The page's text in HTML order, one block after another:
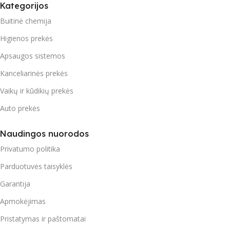
Kategorijos
Buitinė chemija
Higienos prekės
Apsaugos sistemos
Kanceliarinės prekės
Vaikų ir kūdikių prekės
Auto prekės
Naudingos nuorodos
Privatumo politika
Parduotuvės taisyklės
Garantija
Apmokėjimas
Pristatymas ir paštomatai